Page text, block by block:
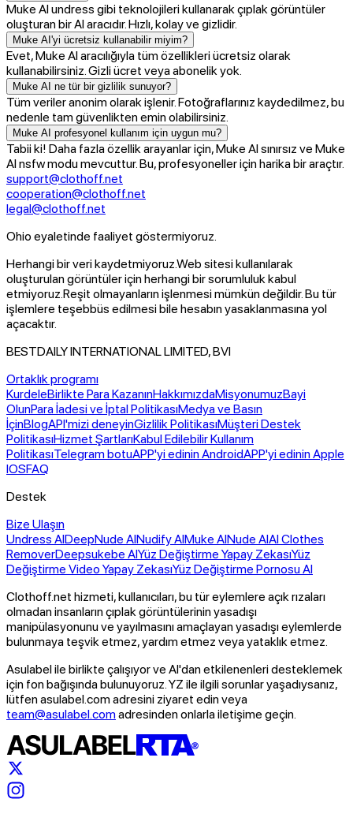
Muke AI undress gibi teknolojileri kullanarak çıplak görüntüler
oluşturan bir AI aracıdır. Hızlı, kolay ve gizlidir.
Muke AI'yi ücretsiz kullanabilir miyim?
Evet, Muke AI aracılığıyla tüm özellikleri ücretsiz olarak
kullanabilirsiniz. Gizli ücret veya abonelik yok.
Muke AI ne tür bir gizlilik sunuyor?
Tüm veriler anonim olarak işlenir. Fotoğraflarınız kaydedilmez, bu
nedenle tam güvenlikten emin olabilirsiniz.
Muke AI profesyonel kullanım için uygun mu?
Tabii ki! Daha fazla özellik arayanlar için, Muke AI sınırsız ve Muke
AI nsfw modu mevcuttur. Bu, profesyoneller için harika bir araçtır.
support@clothoff.net
cooperation@clothoff.net
legal@clothoff.net
Ohio eyaletinde faaliyet göstermiyoruz.
Herhangi bir veri kaydetmiyoruz.Web sitesi kullanılarak
oluşturulan görüntüler için herhangi bir sorumluluk kabul
etmiyoruz. Reşit olmayanların işlenmesi mümkün değildir. Bu tür
işlemlere teşebbüs edilmesi bile hesabın yasaklanmasına yol
açacaktır.
BESTDAILY INTERNATIONAL LIMITED, BVI
Ortaklık programı
KurdeleBirlikte Para KazanınHakkımızdaMisyonumuzBayi
OlunPara İadesi ve İptal PolitikasıMedya ve Basın
İçinBlogAPI'mizi deneyinGizlilik PolitikasıMüşteri Destek
PolitikasıHizmet ŞartlarıKabul Edilebilir Kullanım
PolitikasıTelegram botuAPP'yi edinin AndroidAPP'yi edinin Apple
IOSFAQ
Destek
Bize Ulaşın
Undress AIDeepNude AINudify AIMuke AINude AIAI Clothes
RemoverDeepsukebe AIYüz Değiştirme Yapay ZekasıYüz
Değiştirme Video Yapay ZekasıYüz Değiştirme Pornosu AI
Clothoff.net hizmeti, kullanıcıları, bu tür eylemlere açık rızaları
olmadan insanların çıplak görüntülerinin yasadışı
manipülasyonunu ve yayılmasını amaçlayan yasadışı eylemlerde
bulunmaya teşvik etmez, yardım etmez veya yataklık etmez.
Asulabel ile birlikte çalışıyor ve AI'dan etkilenenleri desteklemek
için fon bağışında bulunuyoruz. YZ ile ilgili sorunlar yaşadıysanız,
lütfen asulabel.com adresini ziyaret edin veya
team@asulabel.comadresinden onlarla iletişime geçin.